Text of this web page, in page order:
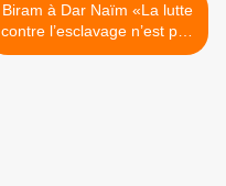
Biram à Dar Naïm «La lutte
contre l’esclavage n’est pas
une lutte sectaire ou